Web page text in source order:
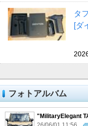
タ
[ダ
フォトアルバム
"MilitaryElegant